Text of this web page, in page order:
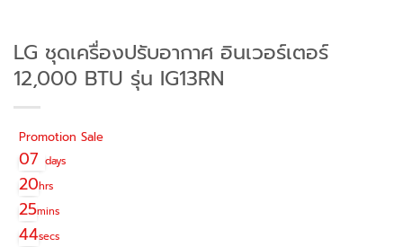
LG ชุดเครื่องปรับอากาศ อินเวอร์เตอร์
12,000 BTU รุ่น IG13RN
Promotion Sale
07 days
20hrs
25mins
44secs